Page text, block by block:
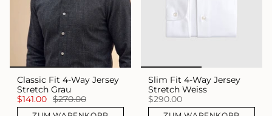
Classic Fit 4-Way Jersey
Stretch Grau
$141.00 $270.00
Slim Fit 4-Way Jersey
Stretch Weiss
$290.00